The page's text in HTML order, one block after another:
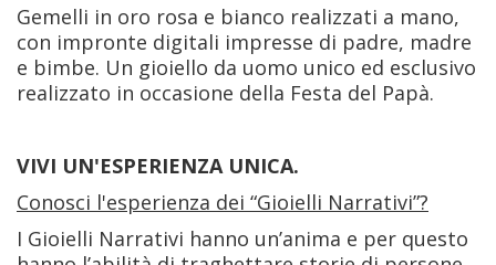
Gemelli in oro rosa e bianco realizzati a mano,
con impronte digitali impresse di padre, madre
e bimbe. Un gioiello da uomo unico ed esclusivo
realizzato in occasione della Festa del Papà.
VIVI UN'ESPERIENZA UNICA.
Conosci l'esperienza dei “Gioielli Narrativi”?
I Gioielli Narrativi hanno un’anima e per questo